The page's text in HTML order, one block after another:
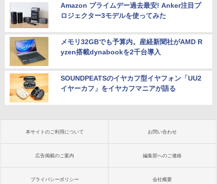
Amazon プライムデー過去最安! Anker注目プ
ロジェクター3モデルを使ってみた
メモリ32GBでも予算内。産経新聞社がAMD R
yzen搭載dynabookを2千台導入
SOUNDPEATSのイヤカフ型イヤフォン「UU2
イヤーカフ」をイヤカフマニアが語る
本サイトのご利用について お問い合わせ
広告掲載のご案内 編集部へのご連絡
プライバシーポリシー 会社概要